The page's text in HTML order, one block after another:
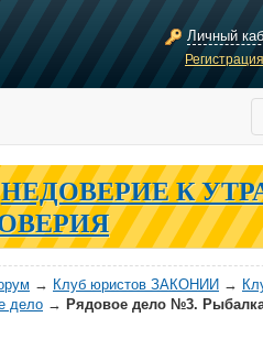
Личный
НЕДОВЕРИЕ К
→ Клуб юристов ЗАКОНИИ →
дело → Рядовое дело №3.